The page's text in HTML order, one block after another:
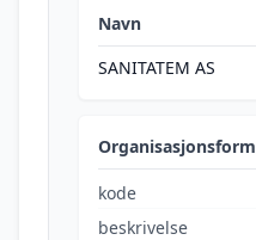
Navn
SANITATEM AS
Organisasjonsform
kode
beskrivelse